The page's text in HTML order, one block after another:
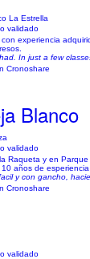
La Estrella
validado
experiencia
In just a few
Cronoshare
Blanco
validado
Raqueta y en
años de
y con gancho,
Cronoshare
validado